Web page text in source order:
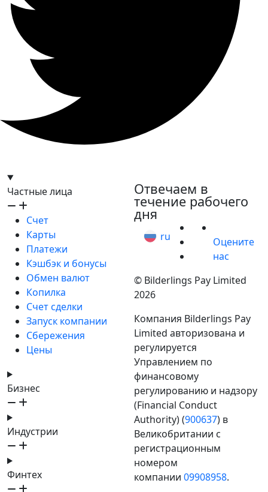
Частные лица
Счет
Карты
Платежи
Кэшбэк и бонусы
Обмен валют
Копилка
Счет сделки
Запуск компании
Сбережения
Цены
Бизнес
Индустрии
Финтех
Отвечаем в
течение рабочего
дня
ru
Оцените
нас
© Bilderlings Pay Limited
2026
Компания Bilderlings Pay
Limited авторизована и
регулируется
Управлением по
финансовому
регулированию и надзору
(Financial Conduct
Authority) (900637) в
Великобритании с
регистрационным
номером
компании 09908958.